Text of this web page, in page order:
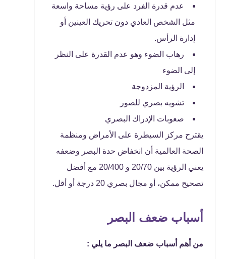
عدم قدرة الفرد على رؤية مساحة واسعة
مثل الشخص العادي دون تحريك العينين أو
إدارة الرأس.
رهاب الضوء وهو عدم القدرة على النظر
إلى الضوء
الرؤية المزدوجة
تشويه بصري للصور
صعوبات الإدراك البصري
يقترح مركز السيطرة على الأمراض ومنظمة
الصحة العالمية أن انخفاض حدة البصر وضعفه
يعني الرؤية بين 20/70 و 20/400 مع أفضل
تصحيح ممكن، أو مجال بصري 20 درجة أو أقل.
أسباب ضعف البصر
من أهم أسباب ضعف البصر ما يلي :